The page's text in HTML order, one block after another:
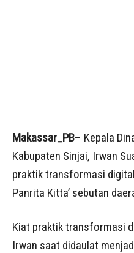
Makassar_PB– Kepala
Kabupaten Sinjai, Irwan
praktik transformasi
Panrita Kitta’ sebutan
Kiat praktik transformasi
Irwan saat didaulat